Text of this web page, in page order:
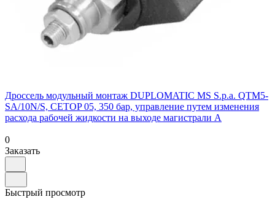
Дроссель модульный монтаж DUPLOMATIC MS S.p.a. QTM5-
SA/10N/S, CETOP 05, 350 бар, управление путем изменения
расхода рабочей жидкости на выходе магистрали A
0
Заказать
Быстрый просмотр